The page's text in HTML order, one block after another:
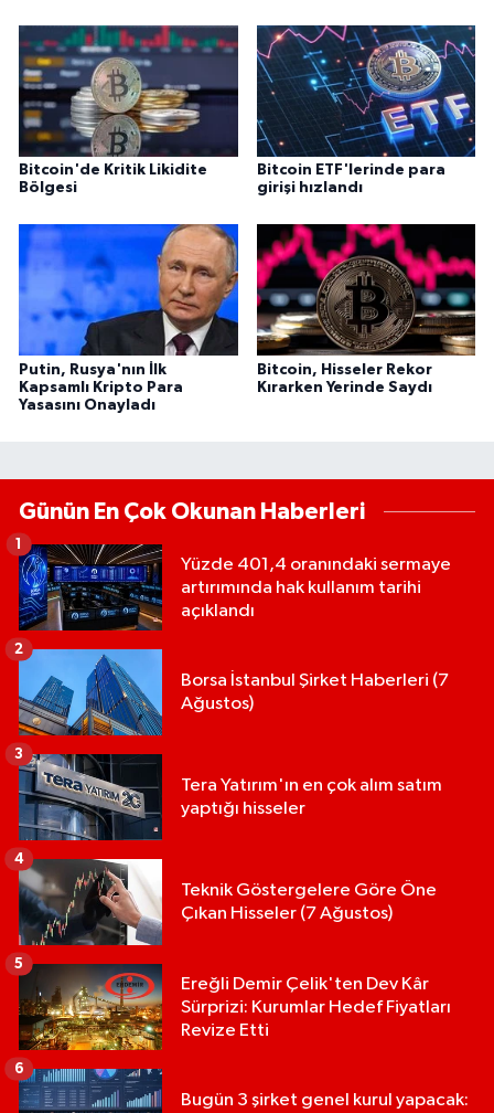
Bitcoin'de Kritik Likidite
Bölgesi
Bitcoin ETF'lerinde para
girişi hızlandı
Putin, Rusya'nın İlk
Kapsamlı Kripto Para
Yasasını Onayladı
Bitcoin, Hisseler Rekor
Kırarken Yerinde Saydı
Günün En Çok Okunan Haberleri
Yüzde 401,4 oranındaki sermaye
artırımında hak kullanım tarihi
açıklandı
1
Borsa İstanbul Şirket Haberleri (7
Ağustos)
2
Tera Yatırım'ın en çok alım satım
yaptığı hisseler
3
Teknik Göstergelere Göre Öne
Çıkan Hisseler (7 Ağustos)
4
Ereğli Demir Çelik'ten Dev Kâr
Sürprizi: Kurumlar Hedef Fiyatları
Revize Etti
5
Bugün 3 şirket genel kurul yapacak:
6